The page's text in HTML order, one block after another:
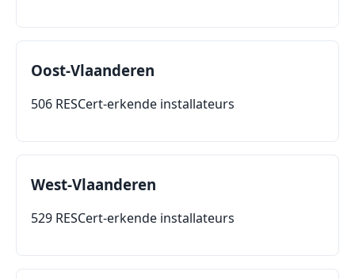
Oost-Vlaanderen
506 RESCert-erkende installateurs
West-Vlaanderen
529 RESCert-erkende installateurs